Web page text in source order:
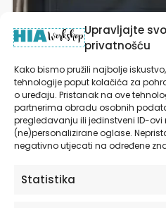
Upravljajte
privatnošću
Kako bismo pružili najbolje
tehnologije poput kolačića za
o uređaju. Pristanak na ove
partnerima obradu osobnih
pregledavanju ili jedinstveni ID-
(ne)personalizirane oglase.
negativno utjecati na određene
Statistika
Slike Za Dječju Sobu
Safari Adventure®
Originalne HIA Workshop®
od15,90€